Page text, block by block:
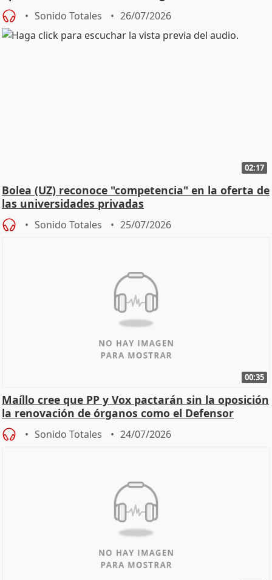
Defensor
Sonido Totales 26/07/2026
02:17
Bolea (UZ) reconoce "competencia" en la oferta de
las universidades privadas
Sonido Totales 25/07/2026
00:35
Maíllo cree que PP y Vox pactarán sin la oposición
la renovación de órganos como el Defensor
Sonido Totales 24/07/2026